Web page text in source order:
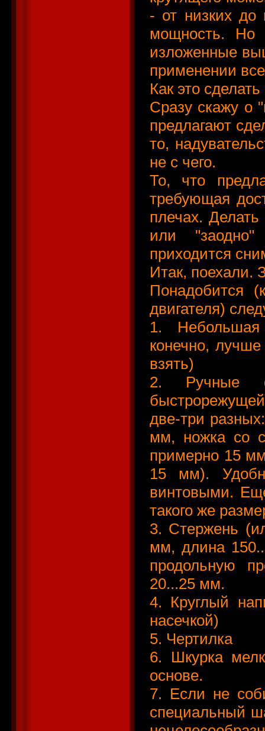
- от низких до
мощность. Но
изложенные
применении
Как это
Сразу скажу о
предлагают
то,
не с чего.
То, что
требующая
плечах.
или "заодно"
приходится
Итак, поехали.
Понадобится
двигателя)
1. Небольшая
конечно,
взять)
2. Ручные
две-три
мм, ножка со
примерно 15
15 мм).
винтовыми.
такого же
3. Стержень
мм, длина
продольную
20...25 мм.
4. Круглый
насечкой)
5. Чертилка
6. Шкурка
основе.
7. Если не
специальный